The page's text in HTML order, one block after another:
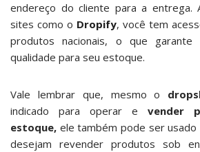
endereço do cliente para a entrega.
sites como o Dropify, você tem
produtos nacionais, o que garante
qualidade para seu estoque.
Vale lembrar que, mesmo o
indicado para operar e vender
estoque, ele também pode ser
desejam revender produtos sob